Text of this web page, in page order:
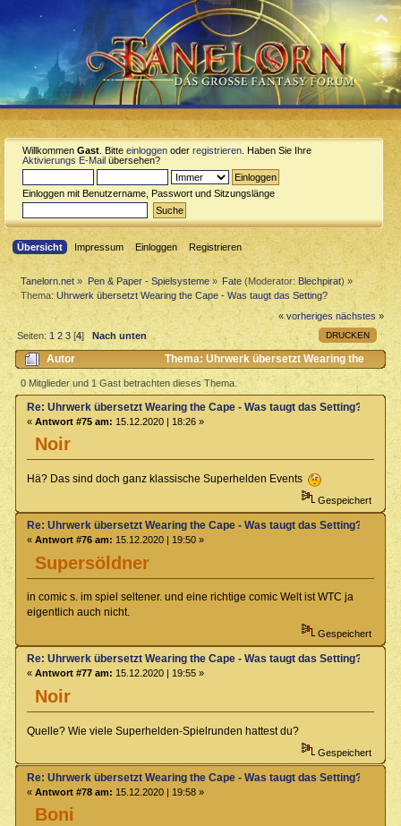
Willkommen Gast . Bitte einloggen oder registrieren . Haben Sie Ihre
Aktivierungs E-Mail übersehen?
Einloggen mit Benutzername, Passwort und Sitzungslänge
Übersicht Impressum Einloggen Registrieren
Tanelorn.net » Pen & Paper - Spielsysteme» Fate (Moderator: Blechpirat) »
Thema:Uhrwerk übersetzt Wearing the Cape - Was taugt das Setting?
« vorheriges nächstes »
DRUCKEN
Seiten:1 2 3 [4] Nach unten
Autor
Thema: Uhrwerk übersetzt Wearing the
Cape - Was taugt das Setting? (Gelesen 31408 mal)
0 Mitglieder und 1 Gast betrachten dieses Thema.
Noir
Re: Uhrwerk übersetzt Wearing the Cape - Was taugt das Setting?
« Antwort #75 am: 15.12.2020 | 18:26 »
Hä? Das sind doch ganz klassische Superhelden Events
Gespeichert
Supersöldner
Re: Uhrwerk übersetzt Wearing the Cape - Was taugt das Setting?
« Antwort #76 am: 15.12.2020 | 19:50 »
in comic s. im spiel seltener. und eine richtige comic Welt ist WTC ja
eigentlich auch nicht.
Gespeichert
Noir
Re: Uhrwerk übersetzt Wearing the Cape - Was taugt das Setting?
« Antwort #77 am: 15.12.2020 | 19:55 »
Quelle? Wie viele Superhelden-Spielrunden hattest du?
Gespeichert
Boni
Re: Uhrwerk übersetzt Wearing the Cape - Was taugt das Setting?
« Antwort #78 am: 15.12.2020 | 19:58 »